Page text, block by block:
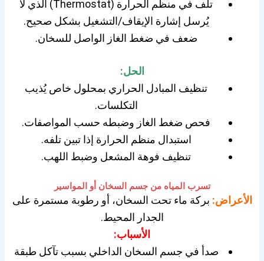
تلف في منظم الحرارة (Thermostat) الذي لا
يُرسل إشارة الإيقاف/التشغيل بشكل صحيح.
ضعف في ضغط الغاز الواصل للسخان.
الحل:
تنظيف المبادل الحراري بمحلول خاص يُذيب
التكلسات.
فحص ضغط الغاز وضبطه حسب المواصفات.
استبدال منظم الحرارة إذا تبين تلفه.
تنظيف فوهة المشعل وضبط اللهب.
تسرب المياه من جسم السخان أو المواسير
الأعراض: بركة ماء تحت السخان، أو رطوبة مستمرة على
الجدار المحيط.
الأسباب:
صدأ في جسم السخان الداخلي بسبب تآكل طبقة